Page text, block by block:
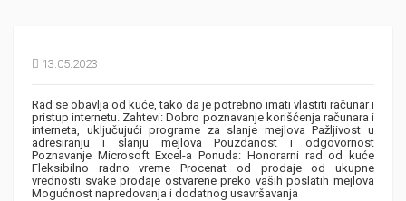
13.05.2023
Rad se obavlja od kuće, tako da je potrebno imati vlastiti računar i
pristup internetu. Zahtevi: Dobro poznavanje korišćenja računara i
interneta, uključujući programe za slanje mejlova Pažljivost u
adresiranju i slanju mejlova Pouzdanost i odgovornost
Poznavanje Microsoft Excel-a Ponuda: Honorarni rad od kuće
Fleksibilno radno vreme Procenat od prodaje od ukupne
vrednosti svake prodaje ostvarene preko vaših poslatih mejlova
Mogućnost napredovanja i dodatnog usavršavanja